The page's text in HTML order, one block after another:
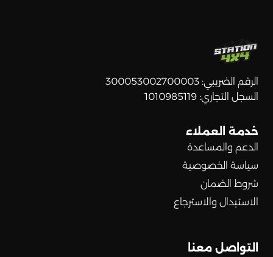
الرقم الضريبي: 300053002700003
السجل التجاري: 1010985119
خدمة العملاء
الدعم والمساعدة
سياسة الخصوصية
شروط الضمان
الاستبدال والاسترجاع
التواصل معنا